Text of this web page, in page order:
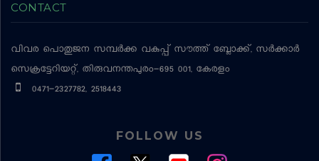
CONTACT
വിവര പൊതുജന സമ്പര്‍ക്ക വകുപ്പ് സൗത്ത് ബ്ലോക്ക്, സര്‍ക്കാര്‍
സെക്രട്ടേറിയറ്റ്, തിരുവനന്തപുരം-695 001, കേരളം
0471-2327782, 2518443
FOLLOW US